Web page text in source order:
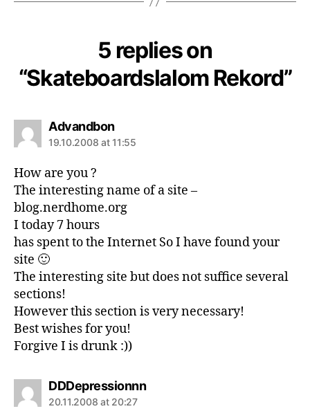
5 replies on
“Skateboardslalom Rekord”
Advandbonsays:
19.10.2008 at 11:55
How are you ?
The interesting name of a site –
blog.nerdhome.org
I today 7 hours
has spent to the Internet So I have found your
site 🙂
The interesting site but does not suffice several
sections!
However this section is very necessary!
Best wishes for you!
Forgive I is drunk :))
DDDepressionnnsays:
20.11.2008 at 20:27